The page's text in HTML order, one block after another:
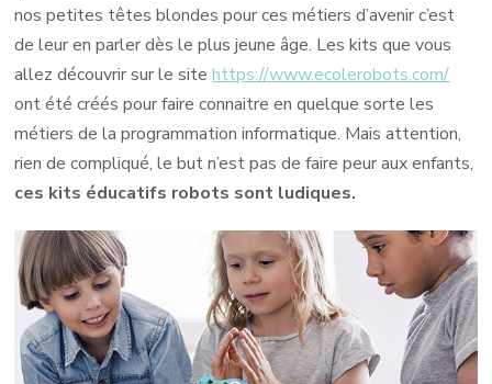
nos petites têtes blondes pour ces métiers d’avenir c’est
de leur en parler dès le plus jeune âge. Les kits que vous
allez découvrir sur le sitehttps://www.ecolerobots.com/
ont été créés pour faire connaitre en quelque sorte les
métiers de la programmation informatique. Mais attention,
rien de compliqué, le but n’est pas de faire peur aux enfants,
ces kits éducatifs robots sont ludiques.